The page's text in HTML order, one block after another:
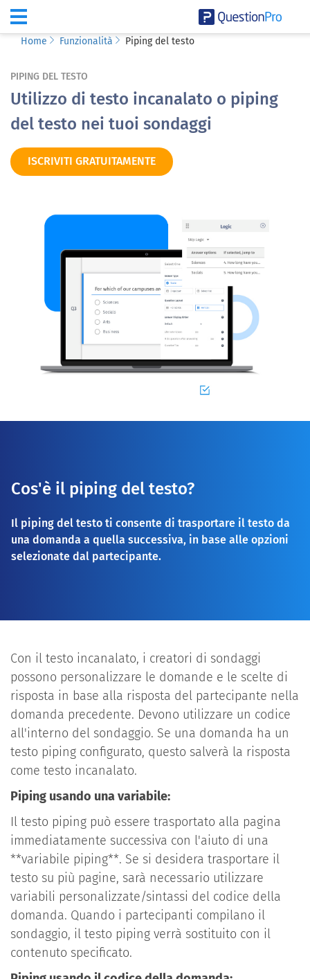
Home Funzionalità Piping del testo
PIPING DEL TESTO
Utilizzo di testo incanalato o piping
del testo nei tuoi sondaggi
ISCRIVITI GRATUITAMENTE
Cos'è il piping del testo?
Il piping del testo ti consente di trasportare il testo da
una domanda a quella successiva, in base alle opzioni
selezionate dal partecipante.
Con il testo incanalato, i creatori di sondaggi
possono personalizzare le domande e le scelte di
risposta in base alla risposta del partecipante nella
domanda precedente. Devono utilizzare un codice
all'interno del sondaggio. Se una domanda ha un
testo piping configurato, questo salverà la risposta
come testo incanalato.
Piping usando una variabile:
Il testo piping può essere trasportato alla pagina
immediatamente successiva con l'aiuto di una
**variabile piping**. Se si desidera trasportare il
testo su più pagine, sarà necessario utilizzare
variabili personalizzate/sintassi del codice della
domanda. Quando i partecipanti compilano il
sondaggio, il testo piping verrà sostituito con il
contenuto specificato.